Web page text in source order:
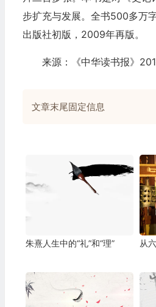
步扩充与发展。全书500多万
出版社初版，2009年再版。
来源：《中华读书报》
文章末尾固定信息
朱熹人生中的“礼”和“理” 从